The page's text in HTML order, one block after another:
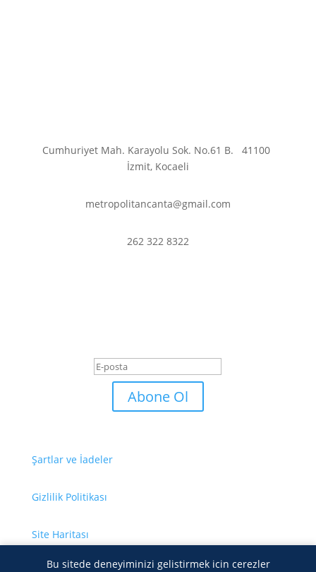
Cumhuriyet Mah. Karayolu Sok. No.61 B.41100
İzmit, Kocaeli
metropolitancanta@gmail.com
262 322 8322
Abone Ol
Şartlar ve İadeler
Gizlilik Politikası
Site Haritası
Bu sitede deneyiminizi gelistirmek icin cerezler